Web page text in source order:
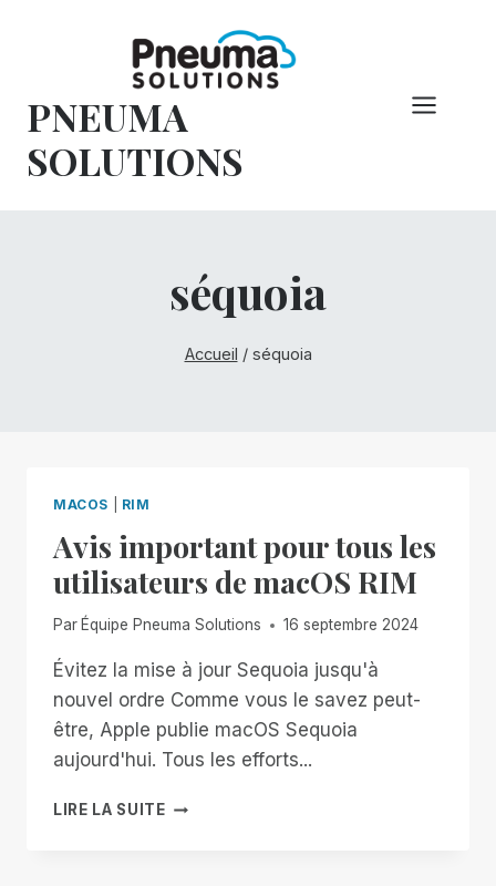
PNEUMA
SOLUTIONS
séquoia
Accueil / séquoia
MACOS RIM
Avis important pour tous les
utilisateurs de macOS RIM
Par Équipe Pneuma Solutions 16 septembre 2024
Évitez la mise à jour Sequoia jusqu'à
nouvel ordre Comme vous le savez peut-
être, Apple publie macOS Sequoia
aujourd'hui. Tous les efforts...
LIRE LA SUITEAVIS